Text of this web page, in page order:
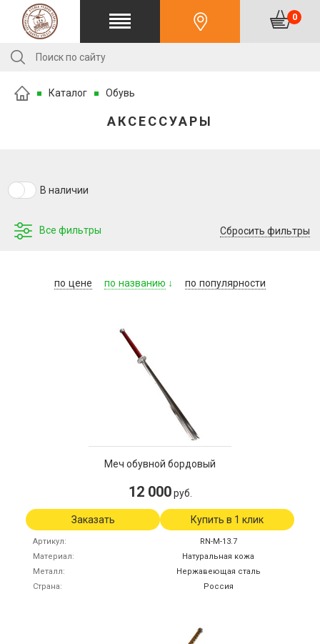
0
Каталог Обувь
АКСЕССУАРЫ
В наличии
Все фильтры Сбросить фильтры
по цене по названию по популярности
Меч обувной бордовый
12 000 руб.
Заказать Купить в 1 клик
Артикул
RN-M-13.7
Материал
Натуральная кожа
Металл
Нержавеющая сталь
Страна
Россия